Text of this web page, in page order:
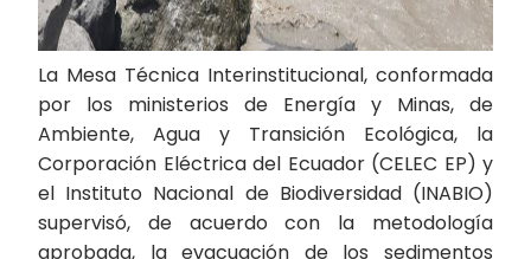
La Mesa Técnica Interinstitucional, conformada
por los ministerios de Energía y Minas, de
Ambiente, Agua y Transición Ecológica, la
Corporación Eléctrica del Ecuador (CELEC EP) y
el Instituto Nacional de Biodiversidad (INABIO)
supervisó, de acuerdo con la metodología
aprobada, la evacuación de los sedimentos